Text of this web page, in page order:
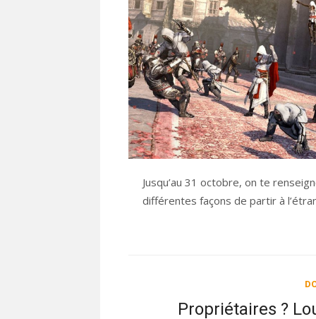
Jusqu’au 31 octobre, on te
différentes façons de partir à
Propriétaires ?